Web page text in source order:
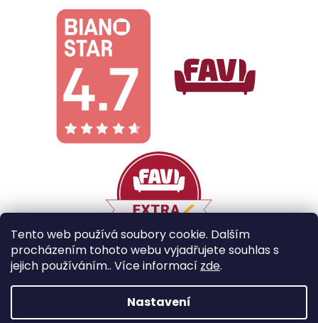
Tento web používá soubory cookie. Dalším
procházením tohoto webu vyjadřujete souhlas s
jejich používáním.. Více informací zde.
Nastavení